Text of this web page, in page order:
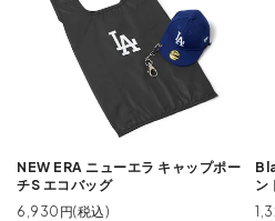
NEW ERA ニューエラ キャップポー
チS エコバッグ
6,930円(税込)
ン